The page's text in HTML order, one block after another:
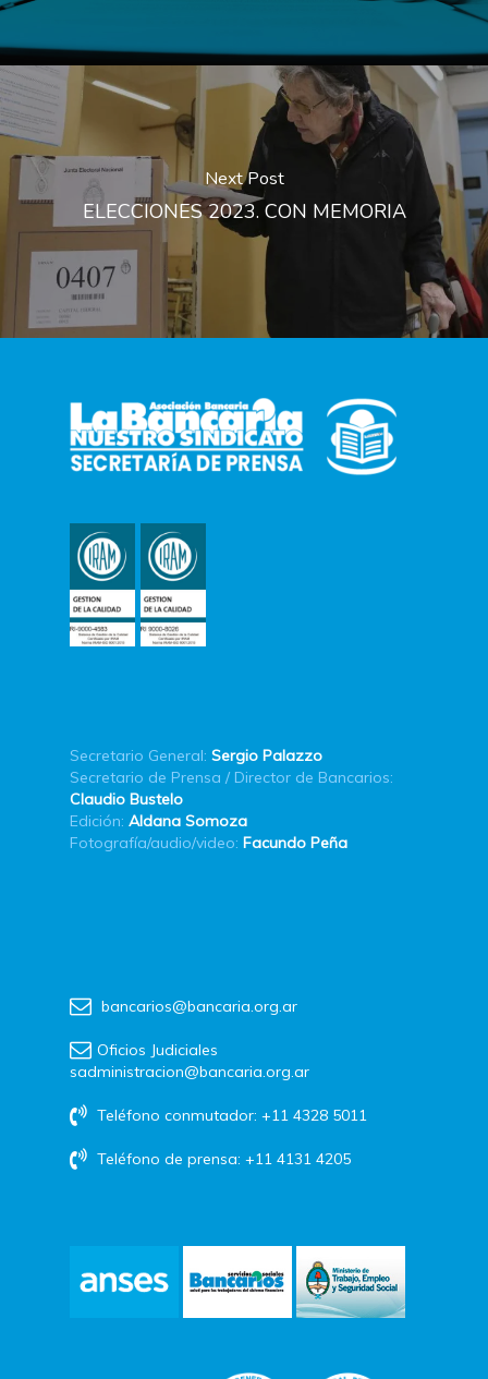
Next Post
ELECCIONES 2023. CON MEMORIA
Secretario General: Sergio Palazzo
Secretario de Prensa / Director de Bancarios:
Claudio Bustelo
Edición: Aldana Somoza
Fotografía/audio/video: Facundo Peña
bancarios@bancaria.org.ar
Oficios Judiciales
sadministracion@bancaria.org.ar
Teléfono conmutador: +11 4328 5011
Teléfono de prensa: +11 4131 4205